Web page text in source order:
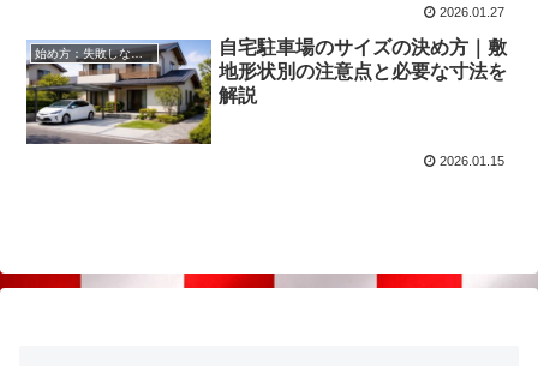
2026.01.27
始め方：失敗しない自宅駐車場貸し出し
自宅駐車場のサイズの決め方｜敷
地形状別の注意点と必要な寸法を
解説
2026.01.15